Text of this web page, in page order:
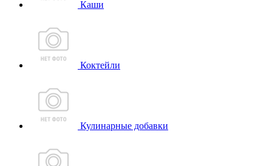
Каши
Коктейли
Кулинарные добавки